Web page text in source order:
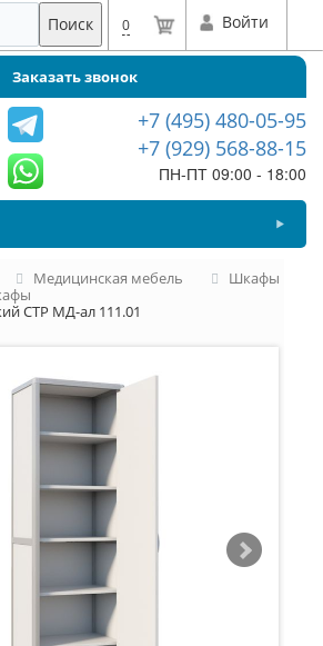
Поиск 0 Войти
Заказать звонок
+7 (495) 480-05-95
+7 (929) 568-88-15
ПН-ПТ 09:00 - 18:00
Медицинская мебель
Шкафы
СТР МД-ал 111.01